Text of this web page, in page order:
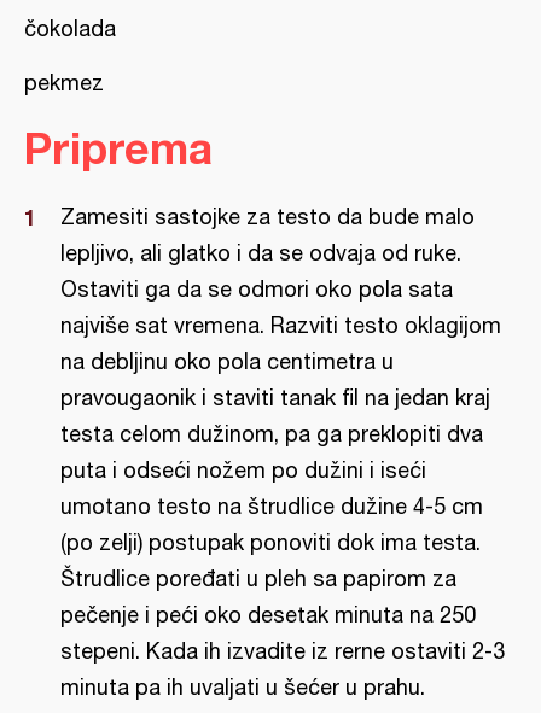
čokolada
pekmez
Priprema
Zamesiti sastojke za testo da bude malo
lepljivo, ali glatko i da se odvaja od ruke.
Ostaviti ga da se odmori oko pola sata
najviše sat vremena. Razviti testo oklagijom
na debljinu oko pola centimetra u
pravougaonik i staviti tanak fil na jedan kraj
testa celom dužinom, pa ga preklopiti dva
puta i odseći nožem po dužini i iseći
umotano testo na štrudlice dužine 4-5 cm
(po zelji) postupak ponoviti dok ima testa.
Štrudlice poređati u pleh sa papirom za
pečenje i peći oko desetak minuta na 250
stepeni. Kada ih izvadite iz rerne ostaviti 2-3
minuta pa ih uvaljati u šećer u prahu.